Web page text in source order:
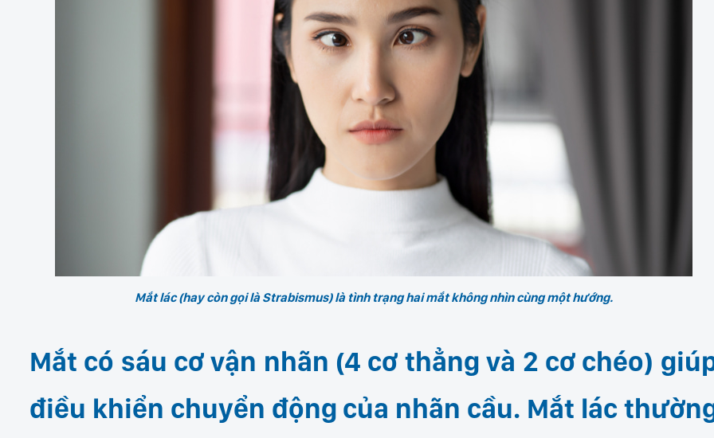
Mắt lác (hay còn gọi là Strabismus) là tình trạng hai mắt không nhìn cùng một hướng.
Mắt có sáu cơ vận nhãn (4 cơ thẳng và 2 cơ chéo)
điều khiển chuyển động của nhãn cầu. Mắt lác